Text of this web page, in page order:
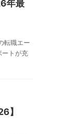
年最
転職エー
ートが充
】